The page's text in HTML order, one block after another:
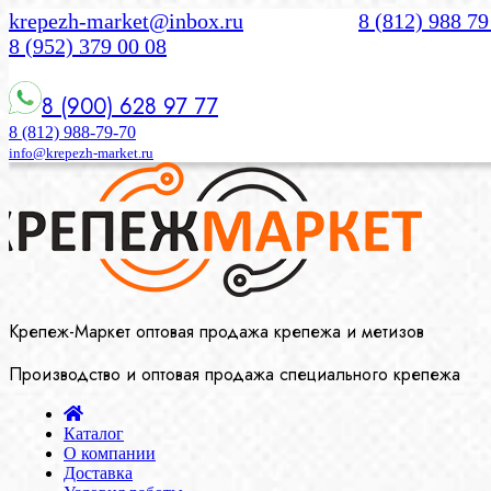
krepezh-market@inbox.ru
8 (812) 988
8 (952) 379 00 08
8 (900) 628 97 77
8 (812) 988-79-70
info@krepezh-market.ru
Крепеж-Маркет оптовая продажа крепежа и метизов
Производство и оптовая продажа специального крепежа
Каталог
О компании
Доставка